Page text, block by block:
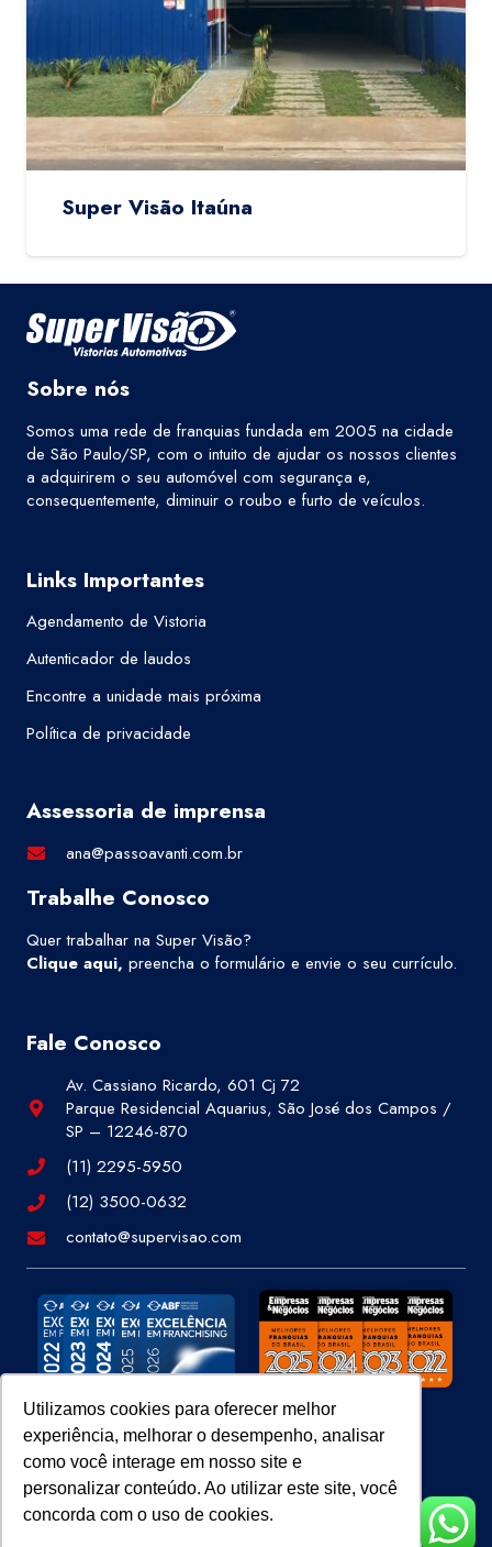
Utilizamos cookies para oferecer melhor
experiência, melhorar o desempenho, analisar
como você interage em nosso site e
personalizar conteúdo. Ao utilizar este site, você
concorda com o uso de cookies.
Super Visão Itaúna
Sobre nós
Somos uma rede de franquias fundada em 2005 na cidade
de São Paulo/SP, com o intuito de ajudar os nossos clientes
a adquirirem o seu automóvel com segurança e,
consequentemente, diminuir o roubo e furto de veículos.
Links Importantes
Agendamento de Vistoria
Autenticador de laudos
Encontre a unidade mais próxima
Política de privacidade
Assessoria de imprensa
ana@passoavanti.com.br
Trabalhe Conosco
Quer trabalhar na Super Visão?
Clique aqui, preencha o formulário e envie o seu currículo.
Fale Conosco
Av. Cassiano Ricardo, 601 Cj 72
Parque Residencial Aquarius, São José dos Campos /
SP – 12246-870
(11) 2295-5950
(12) 3500-0632
contato@supervisao.com
Site 100% Seguro